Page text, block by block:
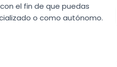
el fin de que puedas
o como autónomo.